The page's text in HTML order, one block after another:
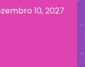
10, 2027